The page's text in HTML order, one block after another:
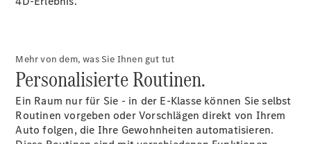
GLC
GLE
Neu
GLE Coupé
Coupé
Neu
GLS
GLS
Neu
Mehr von dem, was Sie Ihnen gut tut
Personalisierte Routinen.
Ein Raum nur für Sie - in der E-Klasse können Sie selbst
Routinen vorgeben oder Vorschlägen direkt von Ihrem
Auto folgen, die Ihre Gewohnheiten automatisieren.